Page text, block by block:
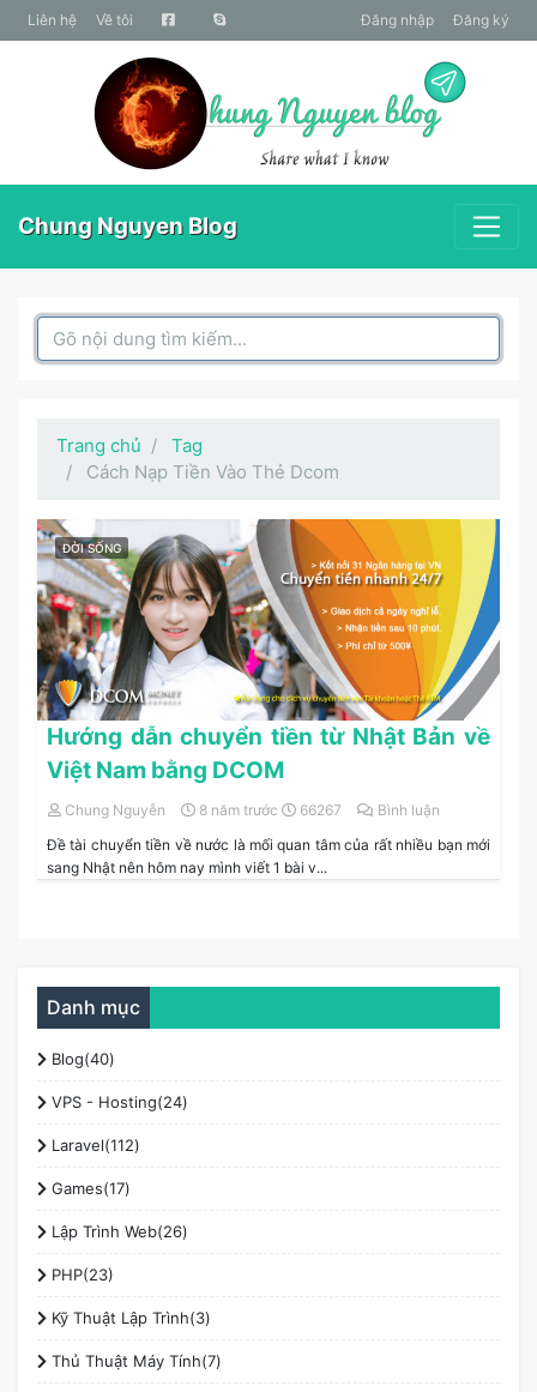
liên hệ Về tôi Đăng nhập Đăng ký
Chung Nguyen Blog
Search Box
Trang chủ
Tag
Cách Nạp Tiền Vào Thẻ Dcom
ĐỜI SỐNG
Hướng dẫn chuyển tiền từ Nhật Bản về
Việt Nam bằng DCOM
Chung Nguyễn 8 năm trước 66267
Bình luận
Đề tài chuyển tiền về nước là mối quan tâm của rất nhiều bạn mới
sang Nhật nên hôm nay mình viết 1 bài v...
Danh mục
Blog(40)
VPS - Hosting(24)
Laravel(112)
Games(17)
Lập Trình Web(26)
PHP(23)
Kỹ Thuật Lập Trình(3)
Thủ Thuật Máy Tính(7)